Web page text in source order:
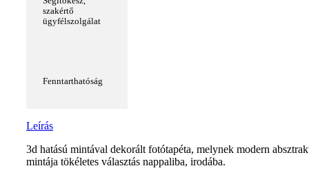
szakértő
ügyfélszolgálat
Fenntarthatóság
Leírás
3d hatású mintával dekorált fotótapéta, melynek modern
mintája tökéletes választás nappaliba, irodába.